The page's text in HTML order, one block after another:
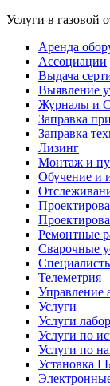
Услуги в газовой
Аренда
Ассоциации
Выдача
Выявление
Журналы и
Заправка
Заправка
Лизинг
Монтаж и
Обучение и
Ремонтные
Сварочные
Телеметрия
Управление
Услуги
Услуги
Услуги по
Услуги по
Установка